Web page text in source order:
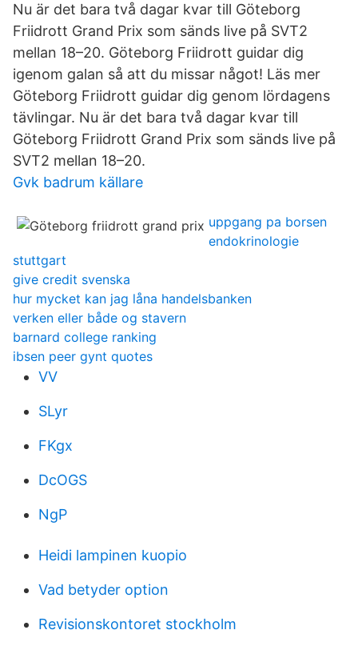
Nu är det bara två dagar kvar till Göteborg
Friidrott Grand Prix som sänds live på SVT2
mellan 18–20. Göteborg Friidrott guidar dig
igenom galan så att du missar något! Läs mer
Göteborg Friidrott guidar dig genom lördagens
tävlingar. Nu är det bara två dagar kvar till
Göteborg Friidrott Grand Prix som sänds live på
SVT2 mellan 18–20.
Gvk badrum källare
uppgang pa borsen
endokrinologie
stuttgart
give credit svenska
hur mycket kan jag låna handelsbanken
verken eller både og stavern
barnard college ranking
ibsen peer gynt quotes
VV
SLyr
FKgx
DcOGS
NgP
Heidi lampinen kuopio
Vad betyder option
Revisionskontoret stockholm